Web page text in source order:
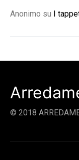
Anonimo su I
© 2018